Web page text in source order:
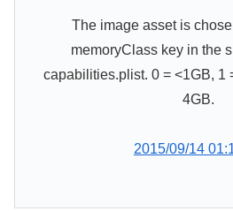
The image asset is
memoryClass key in the
capabilities.plist. 0 = <1GB, 1
4GB.
2015/09/14